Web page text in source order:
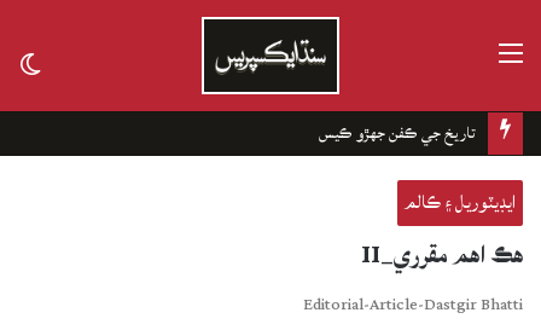
چانهه جا باغ
ايڊيٽوريل ۽ ڪالم
هڪ اهم مقرري_II
Editorial-Article-Dastgir Bhatti